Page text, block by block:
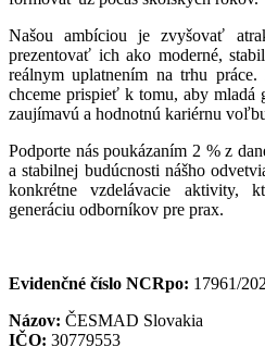
Našou ambíciou je zvyšovať
prezentovať ich ako moderné,
reálnym uplatnením na trhu
chceme prispieť k tomu, aby mladá
zaujímavú a hodnotnú kariérnu
Podporte nás poukázaním 2 % z
a stabilnej budúcnosti nášho
konkrétne vzdelávacie aktivity,
generáciu odborníkov pre prax.
Evidenčné číslo NCRpo: 17961/
Názov: ČESMAD Slovakia
IČO: 30779553